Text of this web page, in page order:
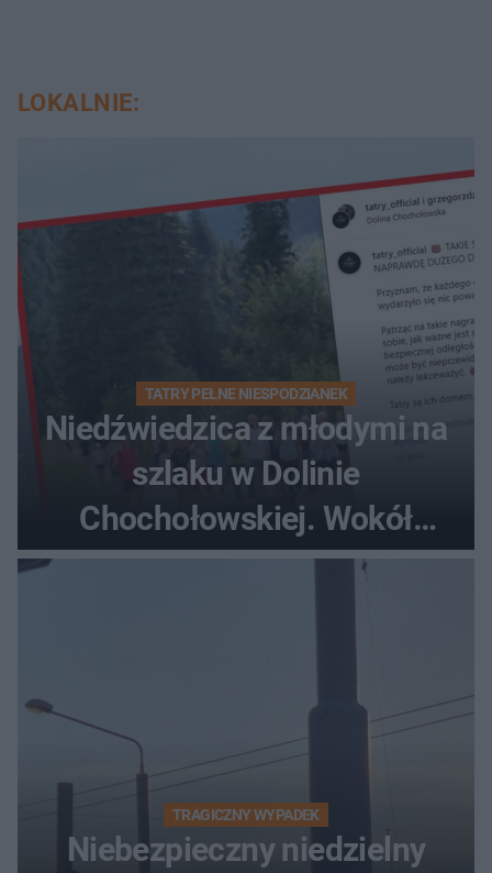
LOKALNIE:
TATRY PEŁNE NIESPODZIANEK
Niedźwiedzica z młodymi na
szlaku w Dolinie
Chochołowskiej. Wokół
turyści!
TRAGICZNY WYPADEK
Niebezpieczny niedzielny